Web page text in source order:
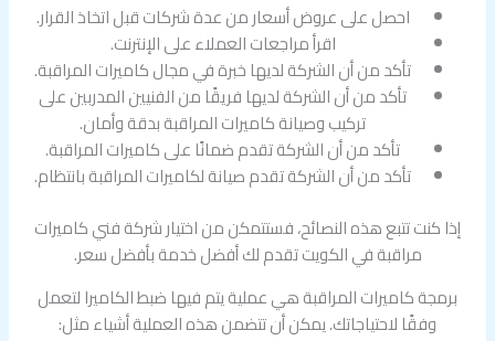
احصل على عروض أسعار من عدة شركات قبل اتخاذ القرار.
اقرأ مراجعات العملاء على الإنترنت.
تأكد من أن الشركة لديها خبرة في مجال كاميرات المراقبة.
تأكد من أن الشركة لديها فريقًا من الفنيين المدربين على
تركيب وصيانة كاميرات المراقبة بدقة وأمان.
تأكد من أن الشركة تقدم ضمانًا على كاميرات المراقبة.
تأكد من أن الشركة تقدم صيانة لكاميرات المراقبة بانتظام.
إذا كنت تتبع هذه النصائح، فستتمكن من اختيار شركة فني كاميرات
مراقبة في الكويت تقدم لك أفضل خدمة بأفضل سعر.
برمجة كاميرات المراقبة هي عملية يتم فيها ضبط الكاميرا لتعمل
وفقًا لاحتياجاتك. يمكن أن تتضمن هذه العملية أشياء مثل: